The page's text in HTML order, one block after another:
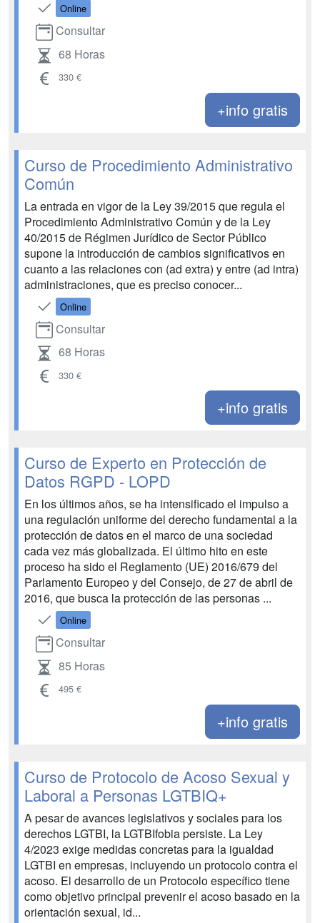
Online
Consultar
68 Horas
330 €
+info gratis
Curso de Procedimiento Administrativo
Común
La entrada en vigor de la Ley 39/2015 que regula el
Procedimiento Administrativo Común y de la Ley
40/2015 de Régimen Jurídico de Sector Público
supone la introducción de cambios significativos en
cuanto a las relaciones con (ad extra) y entre (ad intra)
administraciones, que es preciso conocer...
Online
Consultar
68 Horas
330 €
+info gratis
Curso de Experto en Protección de
Datos RGPD - LOPD
En los últimos años, se ha intensificado el impulso a
una regulación uniforme del derecho fundamental a la
protección de datos en el marco de una sociedad
cada vez más globalizada. El último hito en este
proceso ha sido el Reglamento (UE) 2016/679 del
Parlamento Europeo y del Consejo, de 27 de abril de
2016, que busca la protección de las personas ...
Online
Consultar
85 Horas
495 €
+info gratis
Curso de Protocolo de Acoso Sexual y
Laboral a Personas LGTBIQ+
A pesar de avances legislativos y sociales para los
derechos LGTBI, la LGTBIfobia persiste. La Ley
4/2023 exige medidas concretas para la igualdad
LGTBI en empresas, incluyendo un protocolo contra el
acoso. El desarrollo de un Protocolo específico tiene
como objetivo principal prevenir el acoso basado en la
orientación sexual, id...